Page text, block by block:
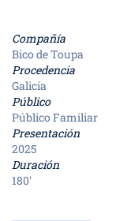
Compañía
Bico de Toupa
Procedencia
Galicia
Público
Público Familiar
Presentación
2025
Duración
180'